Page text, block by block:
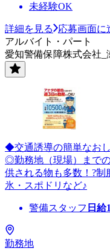
未経験OK
詳細を見る
応募画面に
アルバイト・パート
愛知警備保障株式会社_
◆交通誘導の簡単なお
◎勤務地（現場）まで
供される物も多数！?制
氷・スポドリなど♪
警備スタッフ 日給
勤務地